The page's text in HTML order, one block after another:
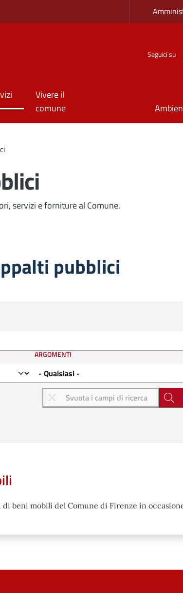
Seguici su
Vivere il
comune
servizi e forniture al Comune.
pubblici
ARGOMENTI
beni mobili del Comune di Firenze in